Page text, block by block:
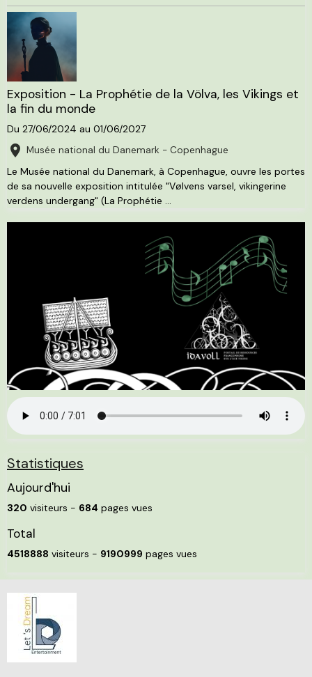
Exposition - La Prophétie de la Völva, les Vikings et
la fin du monde
Du 27/06/2024 au 01/06/2027
Musée national du Danemark - Copenhague
Le Musée national du Danemark, à Copenhague, ouvre les portes
de sa nouvelle exposition intitulée "Vølvens varsel, vikingerine
verdens undergang" (La Prophétie ...
Statistiques
Aujourd'hui
320 visiteurs - 684 pages vues
Total
4518888 visiteurs - 9190999 pages vues